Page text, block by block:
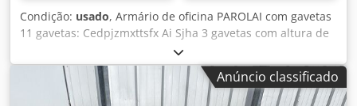
Condição: usado, Armário de oficina PAROLAI com gavetas
11 gavetas: Cedpjzmxttsfx Ai Sjha 3 gavetas com altura de
40 mm 6 gavetas com altura de 60 mm 1 gaveta com altura
de 150 mm 1 gaveta com altura de 90 mm Dimensões (C x
L x A): 910 x 720 x 1110 mm Peso: aprox. 150 kgAnúncio classificado